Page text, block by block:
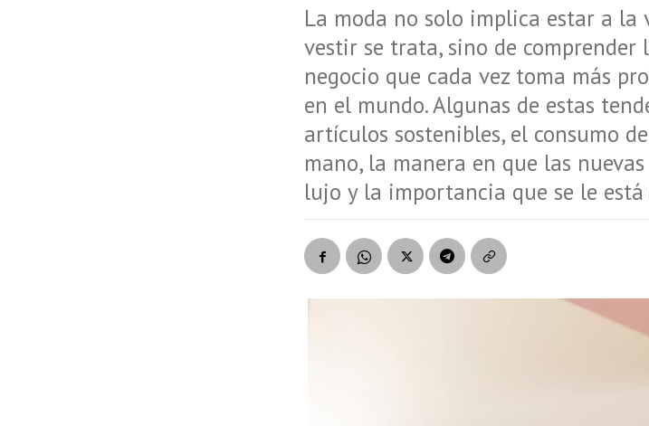
La moda no solo implica estar a la
vestir se trata, sino de comprender
negocio que cada vez toma más
en el mundo. Algunas de estas
artículos sostenibles, el consumo
mano, la manera en que las
lujo y la importancia que se le